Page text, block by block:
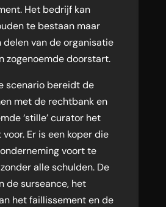
Het bedrijf kan
te bestaan maar
delen van de organisatie
zogenoemde doorstart.
scenario bereidt de
met de rechtbank en
‘stille’ curator het
Er is een koper die
voort te
alle schulden. De
de surseance, het
het faillissement en de